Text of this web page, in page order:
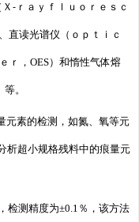
⁃ｒａｙｆｌｕｏｒｅｓｃ
直读光谱仪（ｏｐｔｉｃ
ｒ，OES）和惰性气体熔
。
元素的检测，如氮、氧等元
析超小规格残料中的痕量元
检测精度为±0.1％，该方法